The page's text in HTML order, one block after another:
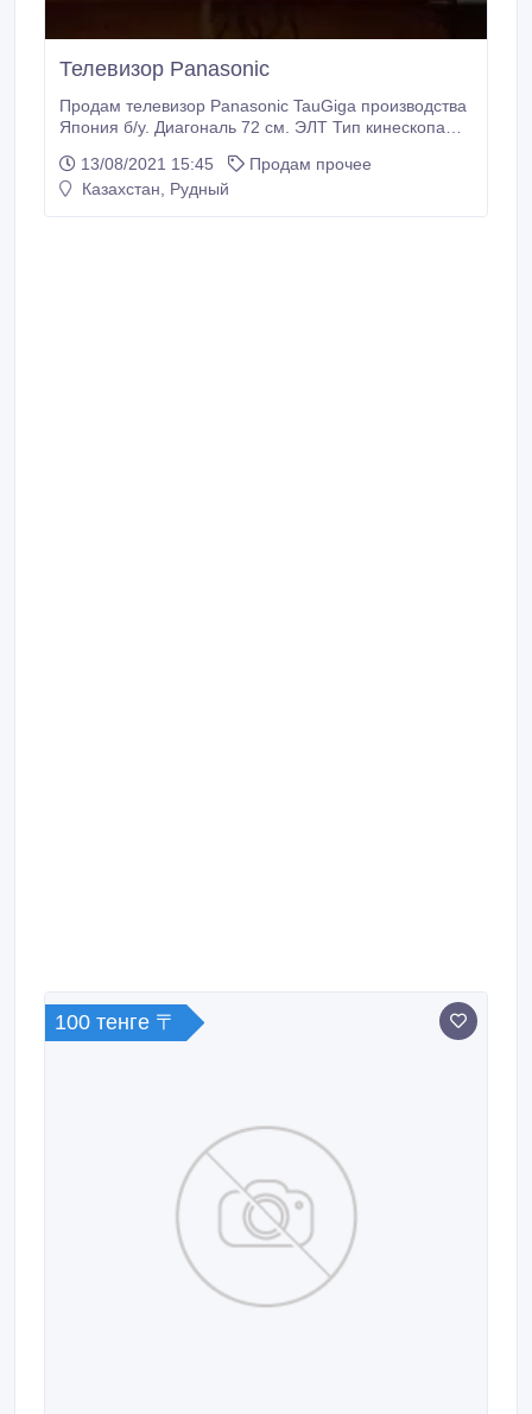
Телевизор Panasonic
Продам телевизор Panasonic TauGiga производства
Япония б/у. Диагональ 72 см. ЭЛТ Тип кинескопа
цветности PAL SECAM NTSC . Частота развертки
100 Гц. Мощность звука стерео .количество
13/08/2021 15:45
Продам прочее
Казахстан, Рудный
100 тенге 〒